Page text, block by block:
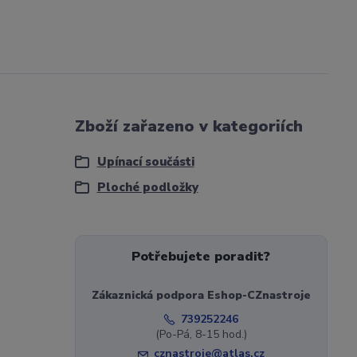
Zboží zařazeno v kategoriích
Upínací součásti
Ploché podložky
Potřebujete poradit?
Zákaznická podpora Eshop-CZnastroje
739252246
(Po-Pá, 8-15 hod.)
cznastroje@atlas.cz